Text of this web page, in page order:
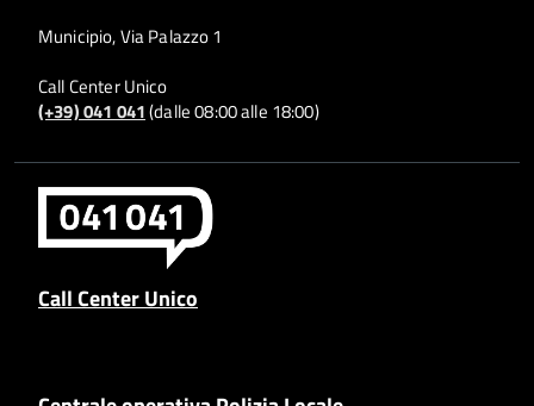
Municipio, Via Palazzo 1
Call Center Unico
(+39) 041 041(dalle 08:00 alle 18:00)
Call Center Unico